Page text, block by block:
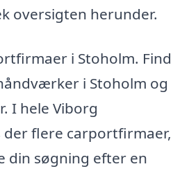
oversigten herunder.
i Stoholm. Find
i Stoholm og
I hele Viborg
flere carportfirmaer,
din søgning efter en